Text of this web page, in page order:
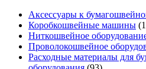
Аксессуары к
Коробкошвейные машины
Ниткошвейное
Проволокошвейное
Расходные материалы для